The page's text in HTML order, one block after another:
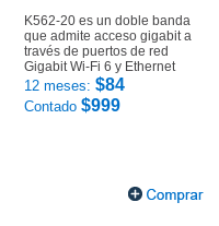
K562-20 es un doble banda
que admite acceso gigabit a
través de puertos de red
Gigabit Wi-Fi 6 y Ethernet
12 meses: $84
Contado $999